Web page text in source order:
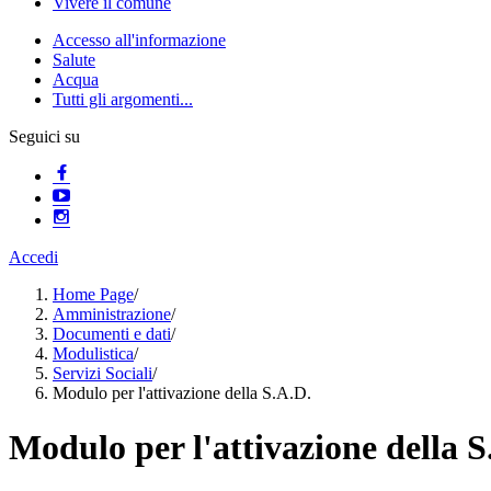
Accesso all'informazione
Salute
Acqua
Tutti gli argomenti...
Seguici su
Accedi
Home Page/
Amministrazione/
Documenti e dati/
Modulistica/
Servizi Sociali/
Modulo per l'attivazione della S.A.D.
Modulo per l'attivazione della